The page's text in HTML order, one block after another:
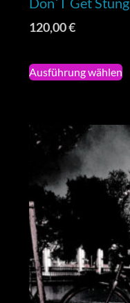
120,00€
Ausführung wählen